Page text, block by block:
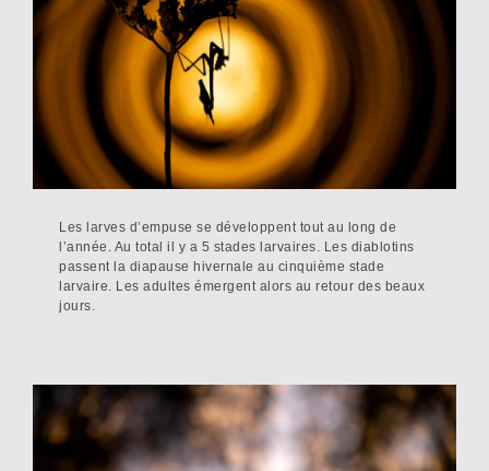
Les larves d’empuse se développent tout au long de
l’année. Au total il y a 5 stades larvaires. Les diablotins
passent la diapause hivernale au cinquième stade
larvaire. Les adultes émergent alors au retour des beaux
jours.